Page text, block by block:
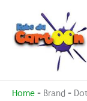
contenuto
Home - Brand -